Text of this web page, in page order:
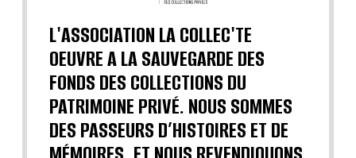
L'ASSOCIATION LA COLLEC'TE
OEUVRE A LA SAUVEGARDE DES
FONDS DES COLLECTIONS DU
PATRIMOINE PRIVÉ. NOUS SOMMES
DES PASSEURS D’HISTOIRES ET DE